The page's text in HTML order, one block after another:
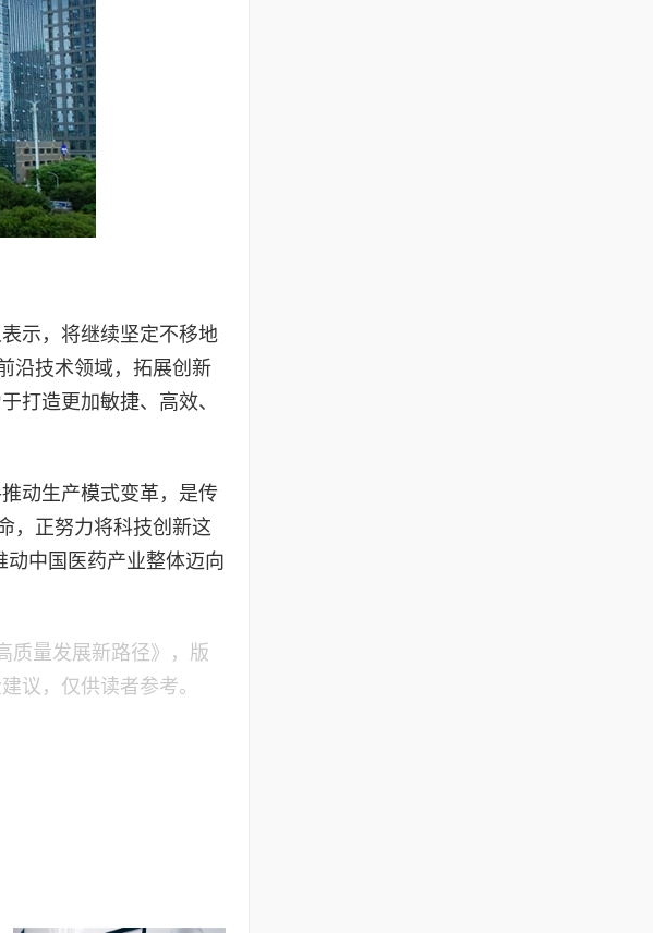
示，将继续坚定不移地
沿技术领域，拓展创新
打造更加敏捷、高效、
动生产模式变革，是传
，正努力将科技创新这
动中国医药产业整体迈向
质量发展新路径》，版
议，仅供读者参考。